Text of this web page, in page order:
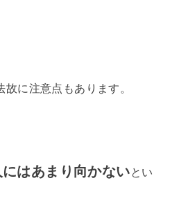
に注意点もあります。
はあまり向かないとい